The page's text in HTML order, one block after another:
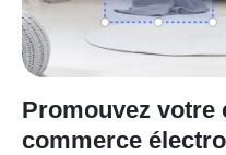
Promouvez votre
commerce